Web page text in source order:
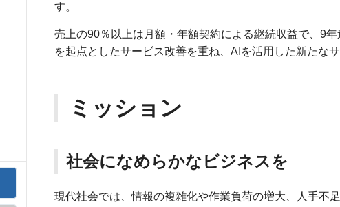
す。
売上の90％以上は月額・年額契約による継続収益で、9
を起点としたサービス改善を重ね、AIを活用した新たな
ミッション
社会になめらかなビジネスを
現代社会では、情報の複雑化や作業負荷の増大、人手不